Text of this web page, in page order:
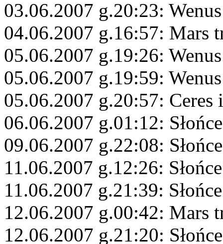
03.06.2007 g.20:23:
04.06.2007 g.16:57: Mars
05.06.2007 g.19:26:
05.06.2007 g.19:59:
05.06.2007 g.20:57: Ceres
06.06.2007 g.01:12:
09.06.2007 g.22:08:
11.06.2007 g.12:26:
11.06.2007 g.21:39:
12.06.2007 g.00:42: Mars
12.06.2007 g.21:20: